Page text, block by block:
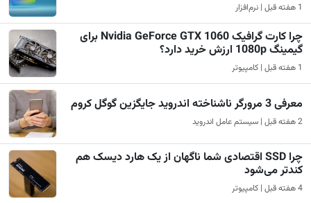
1 هفته قبل | نرم‌افزار
چرا کارت گرافیک Nvidia GeForce GTX 1060 برای
گیمینگ 1080p ارزش خرید دارد؟
1 هفته قبل | کامپیوتر
معرفی 3 مرورگر ناشناخته اندروید جایگزین گوگل کروم
2 هفته قبل | سیستم عامل اندروید
چرا SSD اقتصادی شما ناگهان از یک هارد دیسک هم
کندتر می‌شود
4 هفته قبل | کامپیوتر